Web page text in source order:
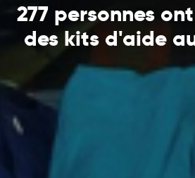
277 personnes
des kits d'aide